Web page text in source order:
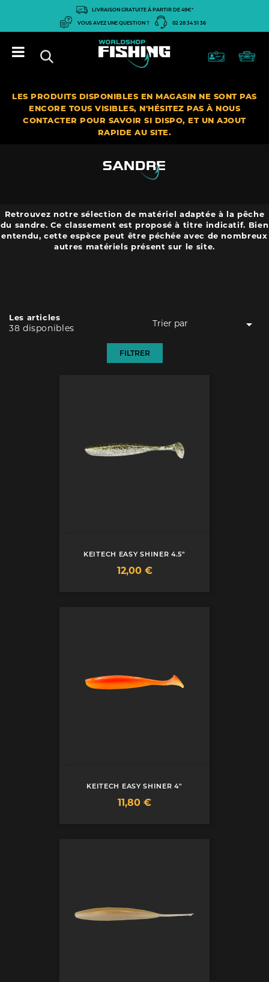
Panneau de gestion des cookies
LIVRAISON GRATUITE À PARTIR DE 49€*
VOUS AVEZ UNE QUESTION ? 02 28 34 51 36
LES PRODUITS DISPONIBLES EN MAGASIN NE SONT PAS
ENCORE TOUS VISIBLES, N'HÉSITEZ PAS À NOUS
CONTACTER POUR SAVOIR SI DISPO, ET UN AJOUT
RAPIDE AU SITE.
SANDRE
Retrouvez notre sélection de matériel adaptée à la pêche
du sandre. Ce classement est proposé à titre indicatif. Bien
entendu, cette espèce peut être péchée avec de nombreux
autres matériels présent sur le site.
Les articles
38 disponibles Trier par 
Pertinence
Nom, A à Z
FILTRER
KEITECH EASY SHINER 4.5"
Prix
12,00 €
KEITECH EASY SHINER 4"
Prix
11,80 €